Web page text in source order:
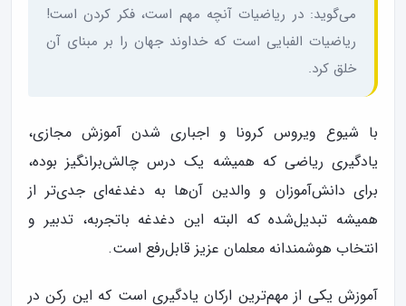
می‌گوید: در ریاضیات آنچه مهم است، فکر کردن است!
ریاضیات الفبایی است که خداوند جهان را بر مبنای آن
خلق کرد.
با شیوع ویروس کرونا و اجباری شدن آموزش مجازی،
یادگیری ریاضی که همیشه یک درس چالش‌برانگیز بوده،
برای دانش‌آموزان و والدین آن‌ها به دغدغه‌ای جدی‌تر از
همیشه تبدیل‌شده که البته این دغدغه باتجربه، تدبیر و
انتخاب هوشمندانه معلمان عزیز قابل‌رفع است.
آموزش یکی از مهم‌ترین ارکان یادگیری است که این رکن در